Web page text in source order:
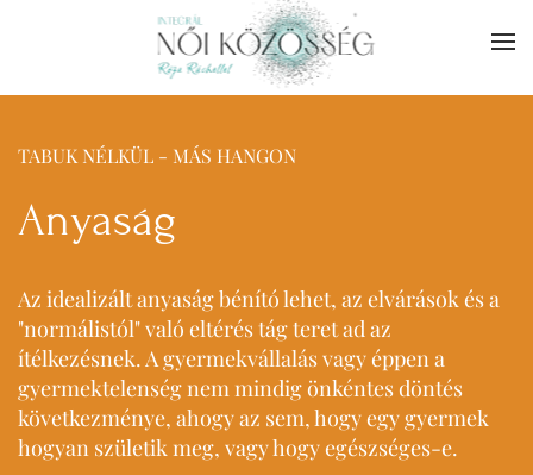
Skip to main content
TABUK NÉLKÜL - MÁS HANGON
Anyaság
Az idealizált anyaság bénító lehet, az elvárások és a
"normálistól" való eltérés tág teret ad az
ítélkezésnek. A gyermekvállalás vagy éppen a
gyermektelenség nem mindig önkéntes döntés
következménye, ahogy az sem, hogy egy gyermek
hogyan születik meg, vagy hogy egészséges-e.